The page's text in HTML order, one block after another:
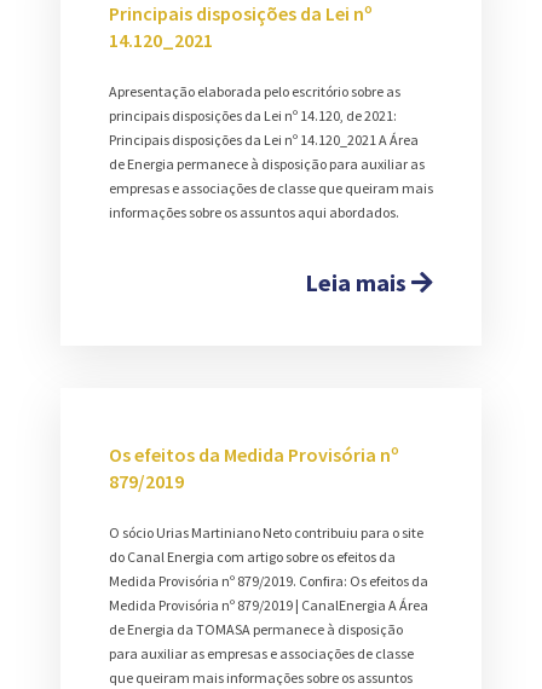
Principais disposições da Lei nº
14.120_2021
Apresentação elaborada pelo escritório sobre as
principais disposições da Lei nº 14.120, de 2021:
Principais disposições da Lei nº 14.120_2021 A Área
de Energia permanece à disposição para auxiliar as
empresas e associações de classe que queiram mais
informações sobre os assuntos aqui abordados.
Leia mais
Os efeitos da Medida Provisória nº
879/2019
O sócio Urias Martiniano Neto contribuiu para o site
do Canal Energia com artigo sobre os efeitos da
Medida Provisória nº 879/2019. Confira: Os efeitos da
Medida Provisória nº 879/2019 | CanalEnergia A Área
de Energia da TOMASA permanece à disposição
para auxiliar as empresas e associações de classe
que queiram mais informações sobre os assuntos